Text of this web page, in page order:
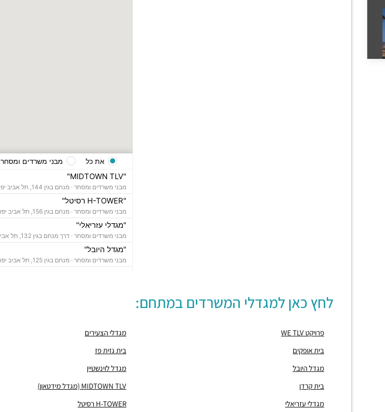
"MIDTOWN TLV"
מבני משרדים ומסחר · מנחם בגין 144, תל אביב יפו
"H-TOWER רסיטל"
מבני משרדים ומסחר · מנחם בגין 156, תל אביב יפו
"מגדלי עזריאלי"
מבני משרדים ומסחר · דרך מנחם בגין 132, תל אביב יפו
"מגדל היובל"
מבני משרדים ומסחר · מנחם בגין 125, תל אביב יפו
מבני משרדים ומסחר ·
"מגדל סונול"
"מגדל עזריאלי הרביעי-האליפסה"
מבני משרדים ומסחר · דרך מנחם בגין 138, תל אביב יפו
מבני משרדים ומסחר ·
את כל מבני משרדים ומסחר
לחץ כאן למגדלי המשרדים במתחם:
פרויקט WE TLV מגדלי הצעירים
בית אופקים
בית גזית פז
מגדל היובל
מגדל לוינשטיין
בית קרדן
MIDTOWN TLV (מגדל מידטאון)
מגדלי עזריאלי
H-TOWER רסיטל